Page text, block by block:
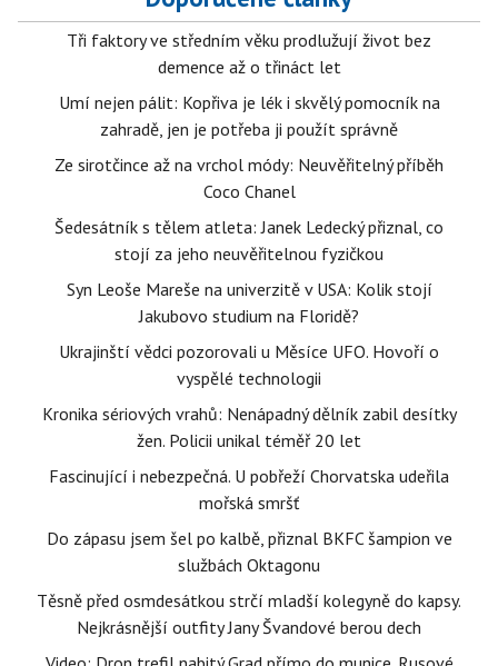
Tři faktory ve středním věku prodlužují život bez
demence až o třináct let
Umí nejen pálit: Kopřiva je lék i skvělý pomocník na
zahradě, jen je potřeba ji použít správně
Ze sirotčince až na vrchol módy: Neuvěřitelný příběh
Coco Chanel
Šedesátník s tělem atleta: Janek Ledecký přiznal, co
stojí za jeho neuvěřitelnou fyzičkou
Syn Leoše Mareše na univerzitě v USA: Kolik stojí
Jakubovo studium na Floridě?
Ukrajinští vědci pozorovali u Měsíce UFO. Hovoří o
vyspělé technologii
Kronika sériových vrahů: Nenápadný dělník zabil desítky
žen. Policii unikal téměř 20 let
Fascinující i nebezpečná. U pobřeží Chorvatska udeřila
mořská smršť
Do zápasu jsem šel po kalbě, přiznal BKFC šampion ve
službách Oktagonu
Těsně před osmdesátkou strčí mladší kolegyně do kapsy.
Nejkrásnější outfity Jany Švandové berou dech